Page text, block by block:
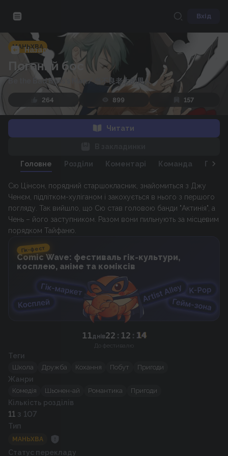
Вхід
Назад
МАНЬХВА
Поганий бос
Be the Bad Boss's Man / 当不良老大的男人
264 899 157
Читати
Головне Розділи Коментарі Команда
Сю Цінсон, порядний старшокласник, знайомиться з Джу
Ченєм, підлітком-хуліганом і закохується в нього з першого
погляду. Так вийшло, що Сю став головою банди "Актинія", а
Чень – його заступником. Разом вони пильнують за місцевим
порядком Тайфаню.
Гік-фест
Comic Wave: фестиваль гік-культури,
косплею, аніме та коміксів
11днів22 : 12 : 14
До фестивалю
Теги
Школа Дружба Кохання Побут Пригоди
Жанри
Комедія Шьонен-ай Романтика Пригоди
Кількість розділів
11 з 107
Тип
МАНЬХВА
Статус перекладу